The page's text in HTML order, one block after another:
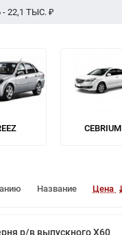
- 22,1 ТЫС. ₽
CEBRIUM
Название Цена
р/в выпускного X60